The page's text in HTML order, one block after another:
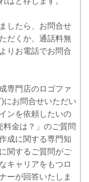
したら、お問合せ
だくか、通話料無
りお電話でお問合
専門店のロゴファ
にお問合せいただい
ンを依頼したいの
料金は？」のご質問
成に関する専門知
関するご質問がご
キャリアをもつロ
ーが回答いたしま